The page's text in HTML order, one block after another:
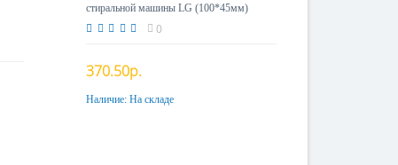
стиральной машины LG (100*45мм)
0
370.50р.
Купить
Наличие: На складе